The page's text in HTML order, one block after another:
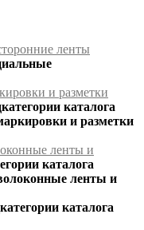
ленты
и разметки
каталога
и разметки
ленты и
каталога
ленты и
каталога